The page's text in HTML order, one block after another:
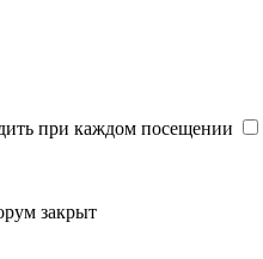
при каждом посещении
закрыт